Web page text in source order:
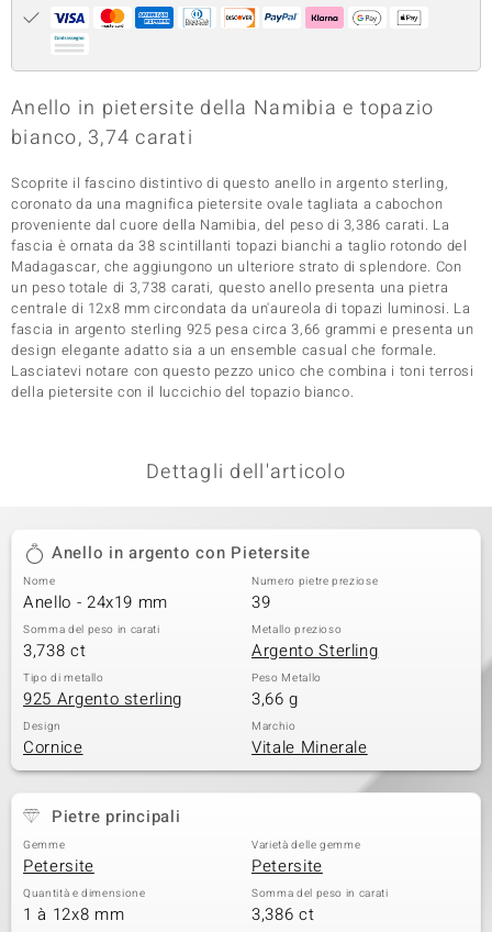
Anello in pietersite della Namibia e topazio
bianco, 3,74 carati
Scoprite il fascino distintivo di questo anello in argento sterling,
coronato da una magnifica pietersite ovale tagliata a cabochon
proveniente dal cuore della Namibia, del peso di 3,386 carati. La
fascia è ornata da 38 scintillanti topazi bianchi a taglio rotondo del
Madagascar, che aggiungono un ulteriore strato di splendore. Con
un peso totale di 3,738 carati, questo anello presenta una pietra
centrale di 12x8 mm circondata da un'aureola di topazi luminosi. La
fascia in argento sterling 925 pesa circa 3,66 grammi e presenta un
design elegante adatto sia a un ensemble casual che formale.
Lasciatevi notare con questo pezzo unico che combina i toni terrosi
della pietersite con il luccichio del topazio bianco.
Dettagli dell'articolo
Anello in argento con Pietersite
Nome
Anello - 24x19 mm
Numero pietre preziose
39
Somma del peso in carati
3,738 ct
Metallo prezioso
Argento Sterling
Tipo di metallo
925 Argento sterling
Peso Metallo
3,66 g
Design
Cornice
Marchio
Vitale Minerale
Pietre principali
Gemme
Petersite
Varietà delle gemme
Petersite
Quantità e dimensione
1 à 12x8 mm
Somma del peso in carati
3,386 ct